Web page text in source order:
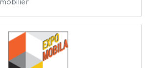
mobilier